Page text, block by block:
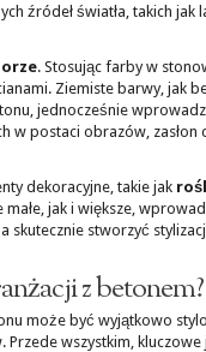
źródeł światła, takich
. Stosując farby w
Ziemiste barwy, jak
jednocześnie
w postaci obrazów,
dekoracyjne, takie jak
jak i większe,
stworzyć
z betonem?
może być wyjątkowo
Przede wszystkim,